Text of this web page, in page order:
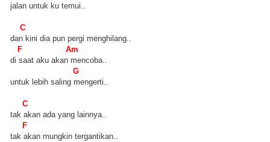
jalan untuk ku temui..
C
dan kini dia pun pergi menghilang..
F Am
di saat aku akan mencoba..
G
untuk lebih saling mengerti..
C
tak akan ada yang lainnya..
F
tak akan mungkin tergantikan..